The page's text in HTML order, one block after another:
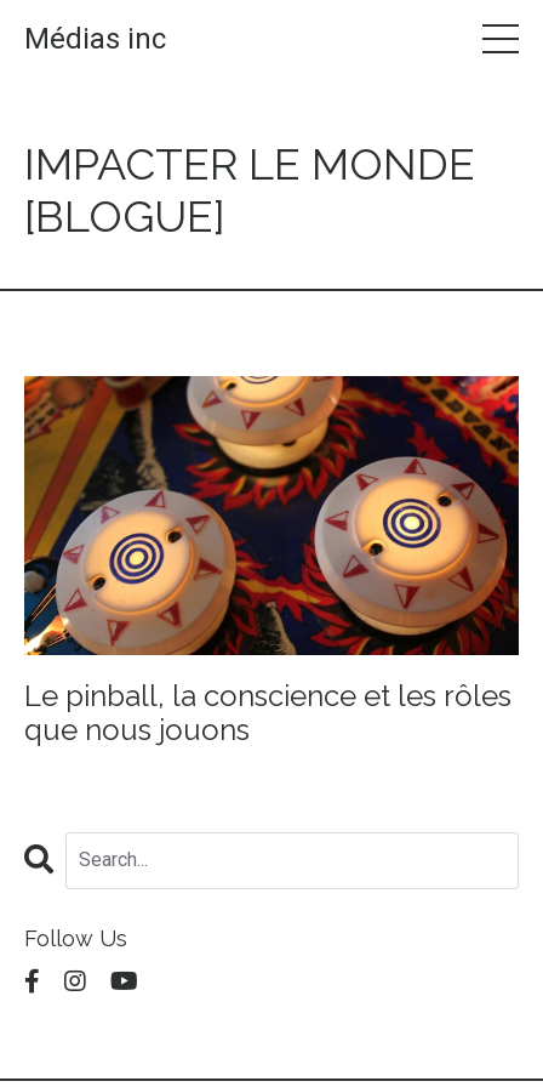
Médias inc
IMPACTER LE MONDE
[BLOGUE]
Le pinball, la conscience et les rôles
que nous jouons
Follow Us